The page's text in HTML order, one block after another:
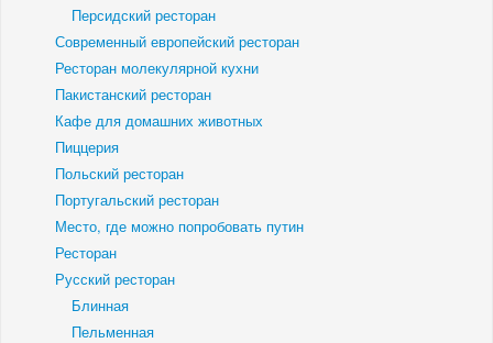
Персидский ресторан
Современный европейский ресторан
Ресторан молекулярной кухни
Пакистанский ресторан
Кафе для домашних животных
Пиццерия
Польский ресторан
Португальский ресторан
Место, где можно попробовать путин
Ресторан
Русский ресторан
Блинная
Пельменная